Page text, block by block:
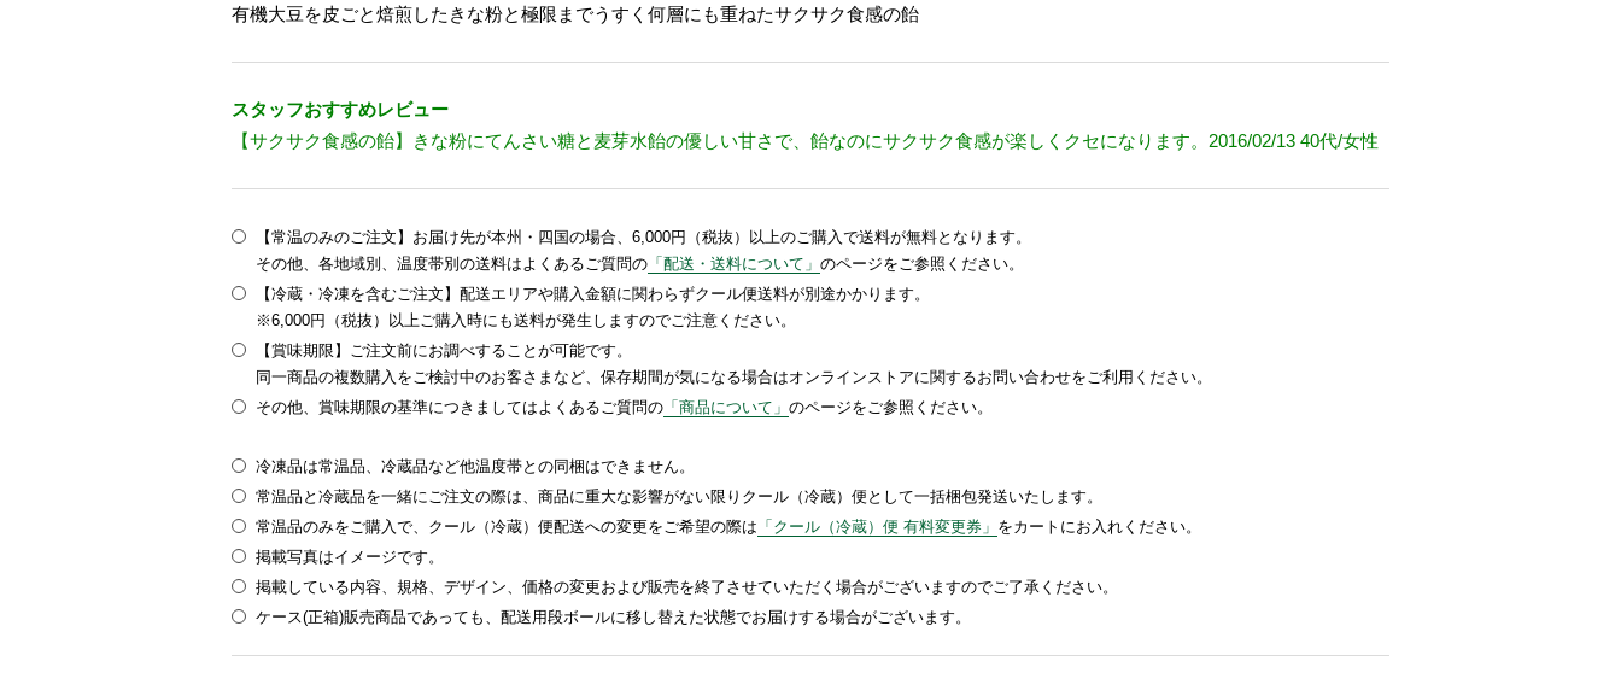
有機大豆を皮ごと焙煎したきな粉と極限までうすく何層にも重ねたサクサク食感の飴
スタッフおすすめレビュー
【サクサク食感の飴】きな粉にてんさい糖と麦芽水飴の優しい甘さで、飴なのにサクサク食感が楽しくクセになります。2016/02/13 40代/女性
【常温のみのご注文】お届け先が本州・四国の場合、6,000円（税抜）以上のご購入で送料が無料となります。
その他、各地域別、温度帯別の送料はよくあるご質問の 「配送・送料について」 のページをご参照ください。
【冷蔵・冷凍を含むご注文】配送エリアや購入金額に関わらずクール便送料が別途かかります。
※6,000円（税抜）以上ご購入時にも送料が発生しますのでご注意ください。
【賞味期限】ご注文前にお調べすることが可能です。
同一商品の複数購入をご検討中のお客さまなど、保存期間が気になる場合はオンラインストアに関するお問い合わせをご利用ください。
その他、賞味期限の基準につきましてはよくあるご質問の 「商品について」 のページをご参照ください。
冷凍品は常温品、冷蔵品など他温度帯との同梱はできません。
常温品と冷蔵品を一緒にご注文の際は、商品に重大な影響がない限りクール（冷蔵）便として一括梱包発送いたします。
常温品のみをご購入で、クール（冷蔵）便配送への変更をご希望の際は 「クール（冷蔵）便 有料変更券」 をカートにお入れください。
掲載写真はイメージです。
掲載している内容、規格、デザイン、価格の変更および販売を終了させていただく場合がございますのでご了承ください。
ケース(正箱)販売商品であっても、配送用段ボールに移し替えた状態でお届けする場合がございます。